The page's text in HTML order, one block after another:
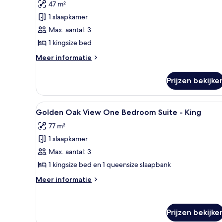
Beds
Oak
View
Accessible
Room
King
beoordelingen)
47 m²
1 slaapkamer
Max. aantal: 3
1 kingsize bed
Meer informatie
Meer
Oak
View
Accessible
King
Prijzen
Alle
foto's
voor
Golden
Oak
View
One
Bedroom
Een hotelkamer met een
4
Golden Oak View One Bedroom Suite - King
77 m²
1 slaapkamer
Max. aantal: 3
1 kingsize bed en 1 queensize slaapbank
Meer informatie
Meer
Prijzen